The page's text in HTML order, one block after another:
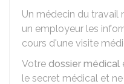
Un médecin du travail
un employeur les
cours d'une visite
Votre dossier médical
le secret médical et